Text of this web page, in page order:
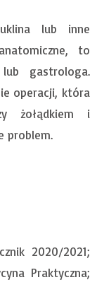
lub inne
to
gastrologa.
operacji, która
żołądkiem i
problem.
2020/2021;
Praktyczna;